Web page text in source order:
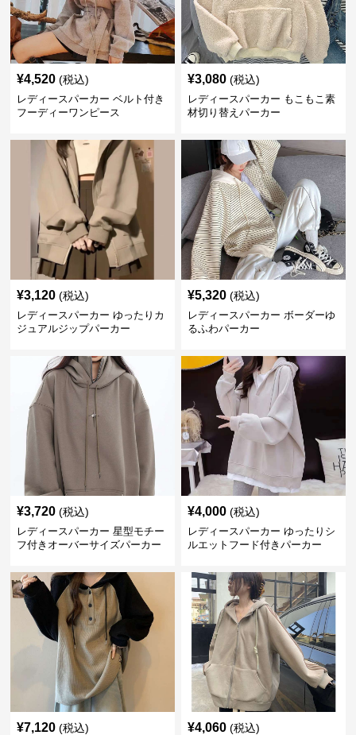
¥4,520 (税込)
レディースパーカー ベルト付き
フーディーワンピース
¥3,080 (税込)
レディースパーカー もこもこ素
材切り替えパーカー
¥3,120 (税込)
レディースパーカー ゆったりカ
ジュアルジップパーカー
¥5,320 (税込)
レディースパーカー ボーダーゆ
るふわパーカー
¥3,720 (税込)
レディースパーカー 星型モチー
フ付きオーバーサイズパーカー
¥4,000 (税込)
レディースパーカー ゆったりシ
ルエットフード付きパーカー
¥7,120 (税込) ¥4,060 (税込)